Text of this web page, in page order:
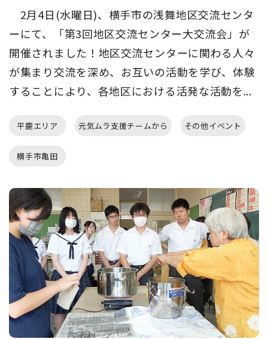
2月4日(水曜日)、横手市の浅舞地区交流センタ
ーにて、「第3回地区交流センター大交流会」が
開催されました！地区交流センターに関わる人々
が集まり交流を深め、お互いの活動を学び、体験
することにより、各地区における活発な活動を...
平鹿エリア 元気ムラ支援チームから その他イベント
横手市亀田